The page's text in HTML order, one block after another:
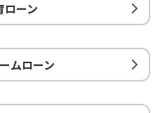
ローン
ムローン